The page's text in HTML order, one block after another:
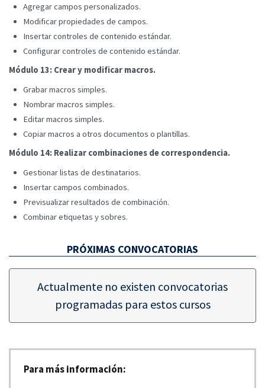
Agregar campos personalizados.
Modificar propiedades de campos.
Insertar controles de contenido estándar.
Configurar controles de contenido estándar.
Módulo 13: Crear y modificar macros.
Grabar macros simples.
Nombrar macros simples.
Editar macros simples.
Copiar macros a otros documentos o plantillas.
Módulo 14: Realizar combinaciones de correspondencia.
Gestionar listas de destinatarios.
Insertar campos combinados.
Previsualizar resultados de combinación.
Combinar etiquetas y sobres.
PRÓXIMAS CONVOCATORIAS
Actualmente no existen convocatorias
programadas para estos cursos
Para más información: